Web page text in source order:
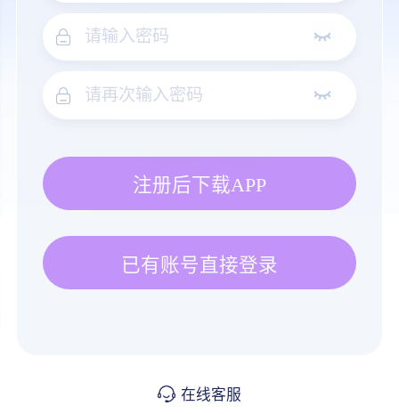
注册后下载APP
已有账号直接登录
在线客服